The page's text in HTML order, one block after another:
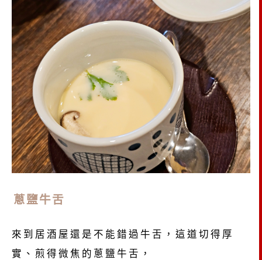
蔥鹽牛舌
來到居酒屋還是不能錯過牛舌，這道切得厚
實、煎得微焦的蔥鹽牛舌，